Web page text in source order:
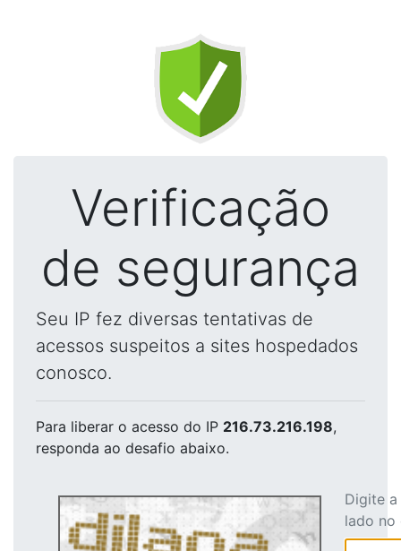
Verificação
de segurança
Seu IP fez diversas tentativas de
acessos suspeitos a sites hospedados
conosco.
Para liberar o acesso do IP 216.73.216.198,
responda ao desafio abaixo.
Digite
lado no